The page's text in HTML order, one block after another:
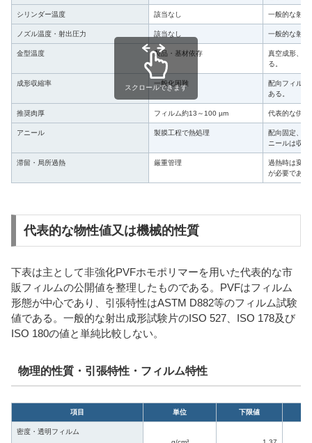
シリンダー温度 該当なし 一般的な射出
ノズル温度・射出圧力 該当なし 一般的な射出
金型温度 製品・基材依存
真空成形、
る。
成形収縮率 一般化困難
配向フィル
ある。
推奨肉厚 フィルム約13～100 µm 代表的な供給
アニール 製膜工程で熱処理
配向固定、収
ニールは収
滞留・局所過熱 厳重管理
過熱時は変色
が必要である
スクロールできます
代表的な物性値又は機械的性質
下表は主として非強化PVFホモポリマーを用いた代表的な市
販フィルムの公開値を整理したものである。PVFはフィルム
形態が中心であり、引張特性はASTM D882等のフィルム試験
値である。一般的な射出成形試験片のISO 527、ISO 178及び
ISO 180の値と単純比較しない。
物理的性質・引張特性・フィルム特性
項目 単位 下限値
密度・透明フィルム